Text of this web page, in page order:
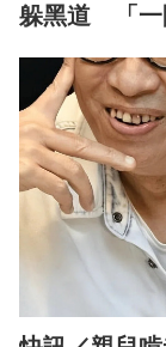
躲黑道 「一